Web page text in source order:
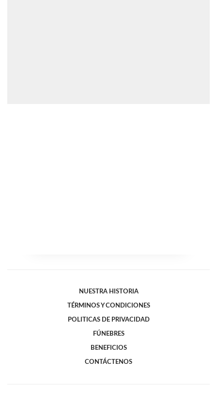
NUESTRA HISTORIA
TÉRMINOS Y CONDICIONES
POLITICAS DE PRIVACIDAD
FÚNEBRES
BENEFICIOS
CONTÁCTENOS